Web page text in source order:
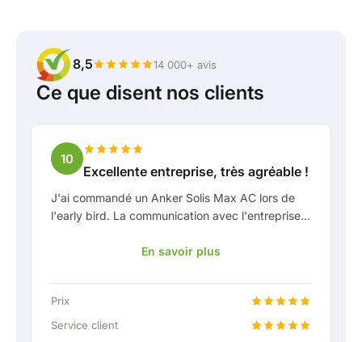
8,5 14 000+ avis
Ce que disent nos clients
10
Excellente entreprise, très agréable !
J'ai commandé un Anker Solis Max AC lors de
l'early bird. La communication avec l'entreprise,
en tant que client. Rico m'a tenu bien informé de
partagée. Après avoir convenu de la livraison, on
m'a même proposé gratuitement une connexion
fixe pour pouvoir raccorder la batterie
En savoir plus
Prix
Service client